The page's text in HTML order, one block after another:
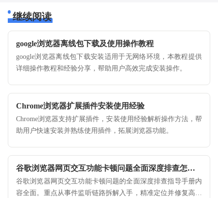
继续阅读
google浏览器离线包下载及使用操作教程
google浏览器离线包下载安装适用于无网络环境，本教程提供
详细操作教程和经验分享，帮助用户高效完成安装操作。
Chrome浏览器扩展插件安装使用经验
Chrome浏览器支持扩展插件，安装使用经验解析操作方法，帮
助用户快速安装并熟练使用插件，拓展浏览器功能。
谷歌浏览器网页交互功能卡顿问题全面深度排查怎么做
谷歌浏览器网页交互功能卡顿问题的全面深度排查指导手册内
容全面。重点从事件监听链路拆解入手，精准定位并修复高耗